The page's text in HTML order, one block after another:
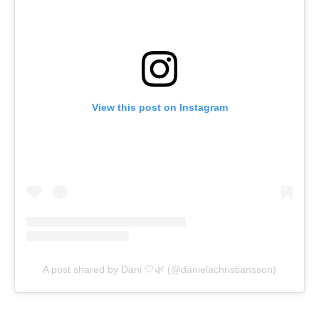
View this post on Instagram
A post shared by Dani 🤍🌿 (@danielachristiansson)